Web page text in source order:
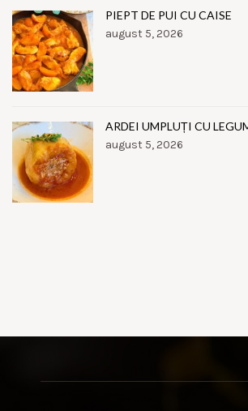
PIEPT DE PUI CU CAISE
august 5, 2026
ARDEI UMPLUȚI CU
august 5, 2026